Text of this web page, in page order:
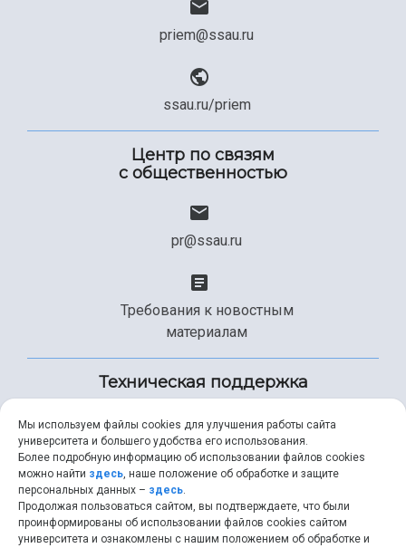
priem@ssau.ru
ssau.ru/priem
Центр по связям
с общественностью
pr@ssau.ru
Требования к новостным
материалам
Техническая поддержка
+7 (846) 267-49-99
help@ssau.ru
Мы используем файлы cookies для улучшения работы сайта
университета и большего удобства его использования.
Более подробную информацию об использовании файлов cookies
можно найти здесь, наше положение об обработке и защите
персональных данных – здесь.
Продолжая пользоваться сайтом, вы подтверждаете, что были
проинформированы об использовании файлов cookies сайтом
университета и ознакомлены с нашим положением об обработке и